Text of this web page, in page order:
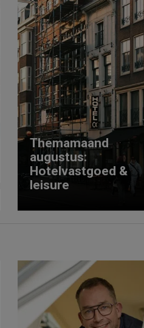
Themamaand
augustus:
Hotelvastgoed &
leisure